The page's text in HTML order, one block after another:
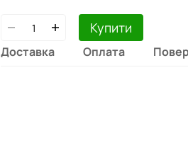
Купити
Доставка Оплата